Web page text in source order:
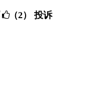
（2） 投诉